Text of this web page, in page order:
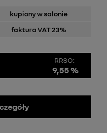
kupiony w salonie
faktura VAT 23%
RRSO:
9,55 %